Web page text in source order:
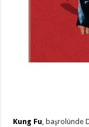
Kung Fu, başrolünde